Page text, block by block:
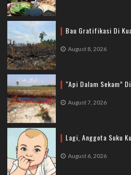
Bau Gratifikasi Di
August 8, 2026
“Api Dalam Sekam”
August 7, 2026
Lagi, Anggota Suku
August 6, 2026